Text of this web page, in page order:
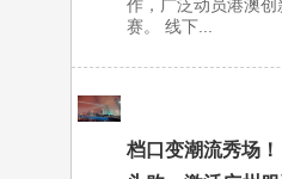
作，广泛动员港澳创
赛。 线下...
档口变潮流秀场